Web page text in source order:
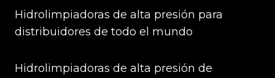
Hidrolimpiadoras de alta presión para
distribuidores de todo el mundo
Hidrolimpiadoras de alta presión de